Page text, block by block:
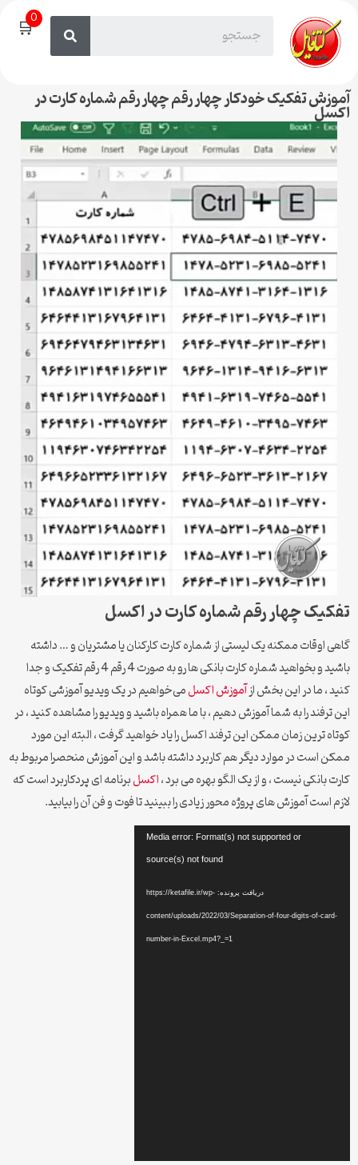
🛒0
آموزش تفکیک خودکار چهار رقم چهار رقم شماره کارت در
اکسل
تفکیک چهار رقم شماره کارت در اکسل
گاهی اوقات ممکنه یک لیستی از شماره کارت کارکنان یا مشتریان و … داشته
باشید و بخواهید شماره کارت بانکی ها رو به صورت 4 رقم 4 رقم تفکیک و جدا
کنید ، ما در این بخش ازآموزش اکسلمی‌خواهیم در یک ویدیو آموزشی کوتاه
این ترفند را به شما آموزش دهیم ، با ما همراه باشید و ویدیو را مشاهده کنید ، در
کوتاه ترین زمان ممکن این ترفند اکسل را یاد خواهید گرفت ، البته این مورد
ممکن است در موارد دیگر هم کاربرد داشته باشد و این آموزش منحصرا مربوط به
کارت بانکی نیست ، و از یک الگو بهره می برد ،اکسلبرنامه ای پردکاربرد است که
لازم است آموزش های پروژه محور زیادی را ببینید تا فوت و فن آن را بیابید.
Media error: Format(s) not supported or
source(s) not found
دریافت پرونده: https://ketafile.ir/wp-
content/uploads/2022/03/Separation-of-four-digits-of-card-
number-in-Excel.mp4?_=1